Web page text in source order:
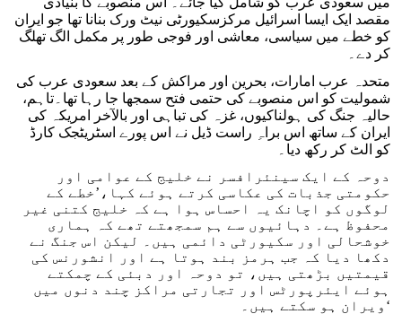
مقصد ایک ایسا اسرائیل مرکزسکیورٹی نیٹ ورک بنانا تھا جو ایران
کو خطے میں سیاسی، معاشی اور فوجی طور پر مکمل الگ تھلگ
کر دے۔
متحدہ عرب امارات، بحرین اور مراکش کے بعد سعودی عرب کی
شمولیت کو اس منصوبے کی حتمی فتح سمجھا جا رہا تھا۔تاہم،
حالیہ جنگ کی ہولناکیوں، غزہ کی تباہی اور بالآخر امریکہ کی
ایران کے ساتھ اس براہِ راست ڈیل نے اس پورے اسٹریٹجک کارڈ
کو الٹ کر رکھ دیا۔
دوحہ کے ایک سینئرافسر نے خلیج کے عوامی اور
حکومتی جذبات کی عکاسی کرتے ہوئے کہا،’خطے کے
لوگوں کو اچانک یہ احساس ہوا ہے کہ خلیج کتنی غیر
محفوظ ہے۔ دہائیوں سے ہم سمجھتے تھے کہ ہماری
خوشحالی اور سکیورٹی دائمی ہیں۔ لیکن اس جنگ نے
دکھا دیا کہ جب ہرمز بند ہوتا ہے اور انشورنس کی
قیمتیں بڑھتی ہیں، تو دوحہ اور دبئی کے چمکتے
ہوئے ایئرپورٹس اور تجارتی مراکز چند دنوں میں
ویران ہو سکتے ہیں۔‘